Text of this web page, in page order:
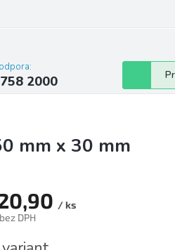
2000
mm x 30 mm
/ ks
bez DPH